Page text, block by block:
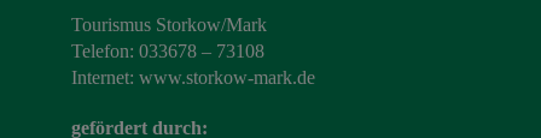
Tourismus Storkow/Mark
Telefon: 033678 – 73108
Internet: www.storkow-mark.de
gefördert durch: